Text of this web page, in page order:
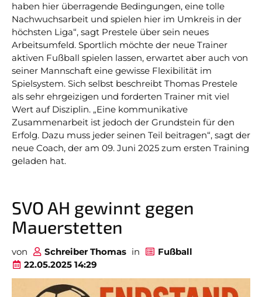
haben hier überragende Bedingungen, eine tolle
Nachwuchsarbeit und spielen hier im Umkreis in der
höchsten Liga“, sagt Prestele über sein neues
Arbeitsumfeld. Sportlich möchte der neue Trainer
aktiven Fußball spielen lassen, erwartet aber auch von
seiner Mannschaft eine gewisse Flexibilität im
Spielsystem. Sich selbst beschreibt Thomas Prestele
als sehr ehrgeizigen und forderten Trainer mit viel
Wert auf Disziplin. „Eine kommunikative
Zusammenarbeit ist jedoch der Grundstein für den
Erfolg. Dazu muss jeder seinen Teil beitragen“, sagt der
neue Coach, der am 09. Juni 2025 zum ersten Training
geladen hat.
SVO AH gewinnt gegen
Mauerstetten
von Schreiber Thomas in
Fußball
22.05.2025 14:29